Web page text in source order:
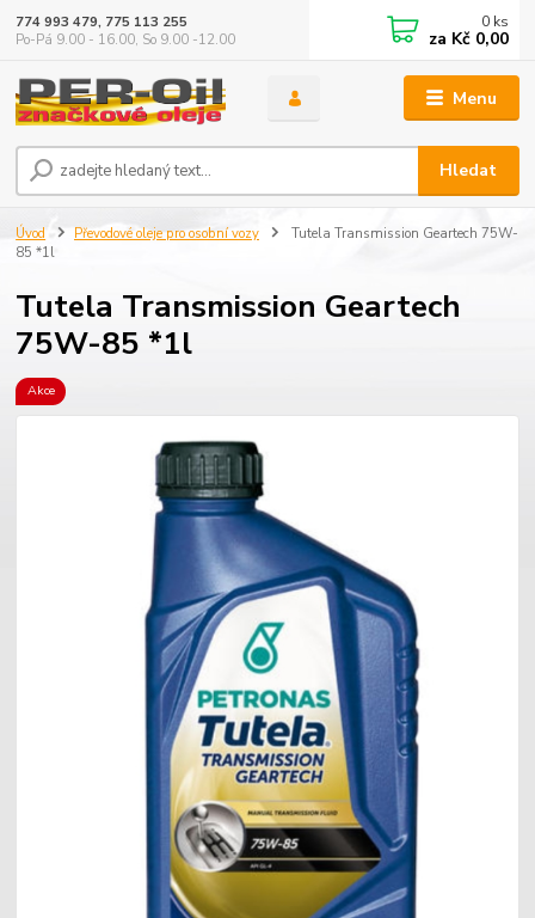
Menu
Hledat
774 993 479, 775 113 255
Po-Pá 9.00 - 16.00, So 9.00 -12.00
0 ks
za Kč 0,00
Úvod Převodové oleje pro osobní vozy
Tutela Transmission Geartech 75W-
85 *1l
Tutela Transmission Geartech
75W-85 *1l
Akce